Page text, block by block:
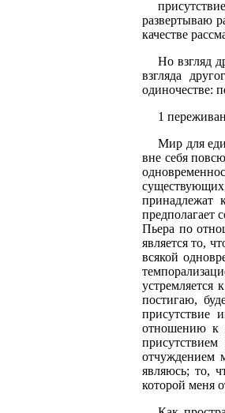
развертываю
качестве
Но взгляд
взгляда
одиночестве:
1
Мир для
вне себя
принадлежат
предполагает
Пьера по
является то,
всякой
устремляется
постигаю,
присутствие
отношению к
отчуждением
являюсь; то,
которой меня